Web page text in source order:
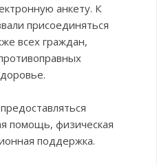
анкету. К
присоединяться
всех граждан,
помощь, физическая
поддержка.